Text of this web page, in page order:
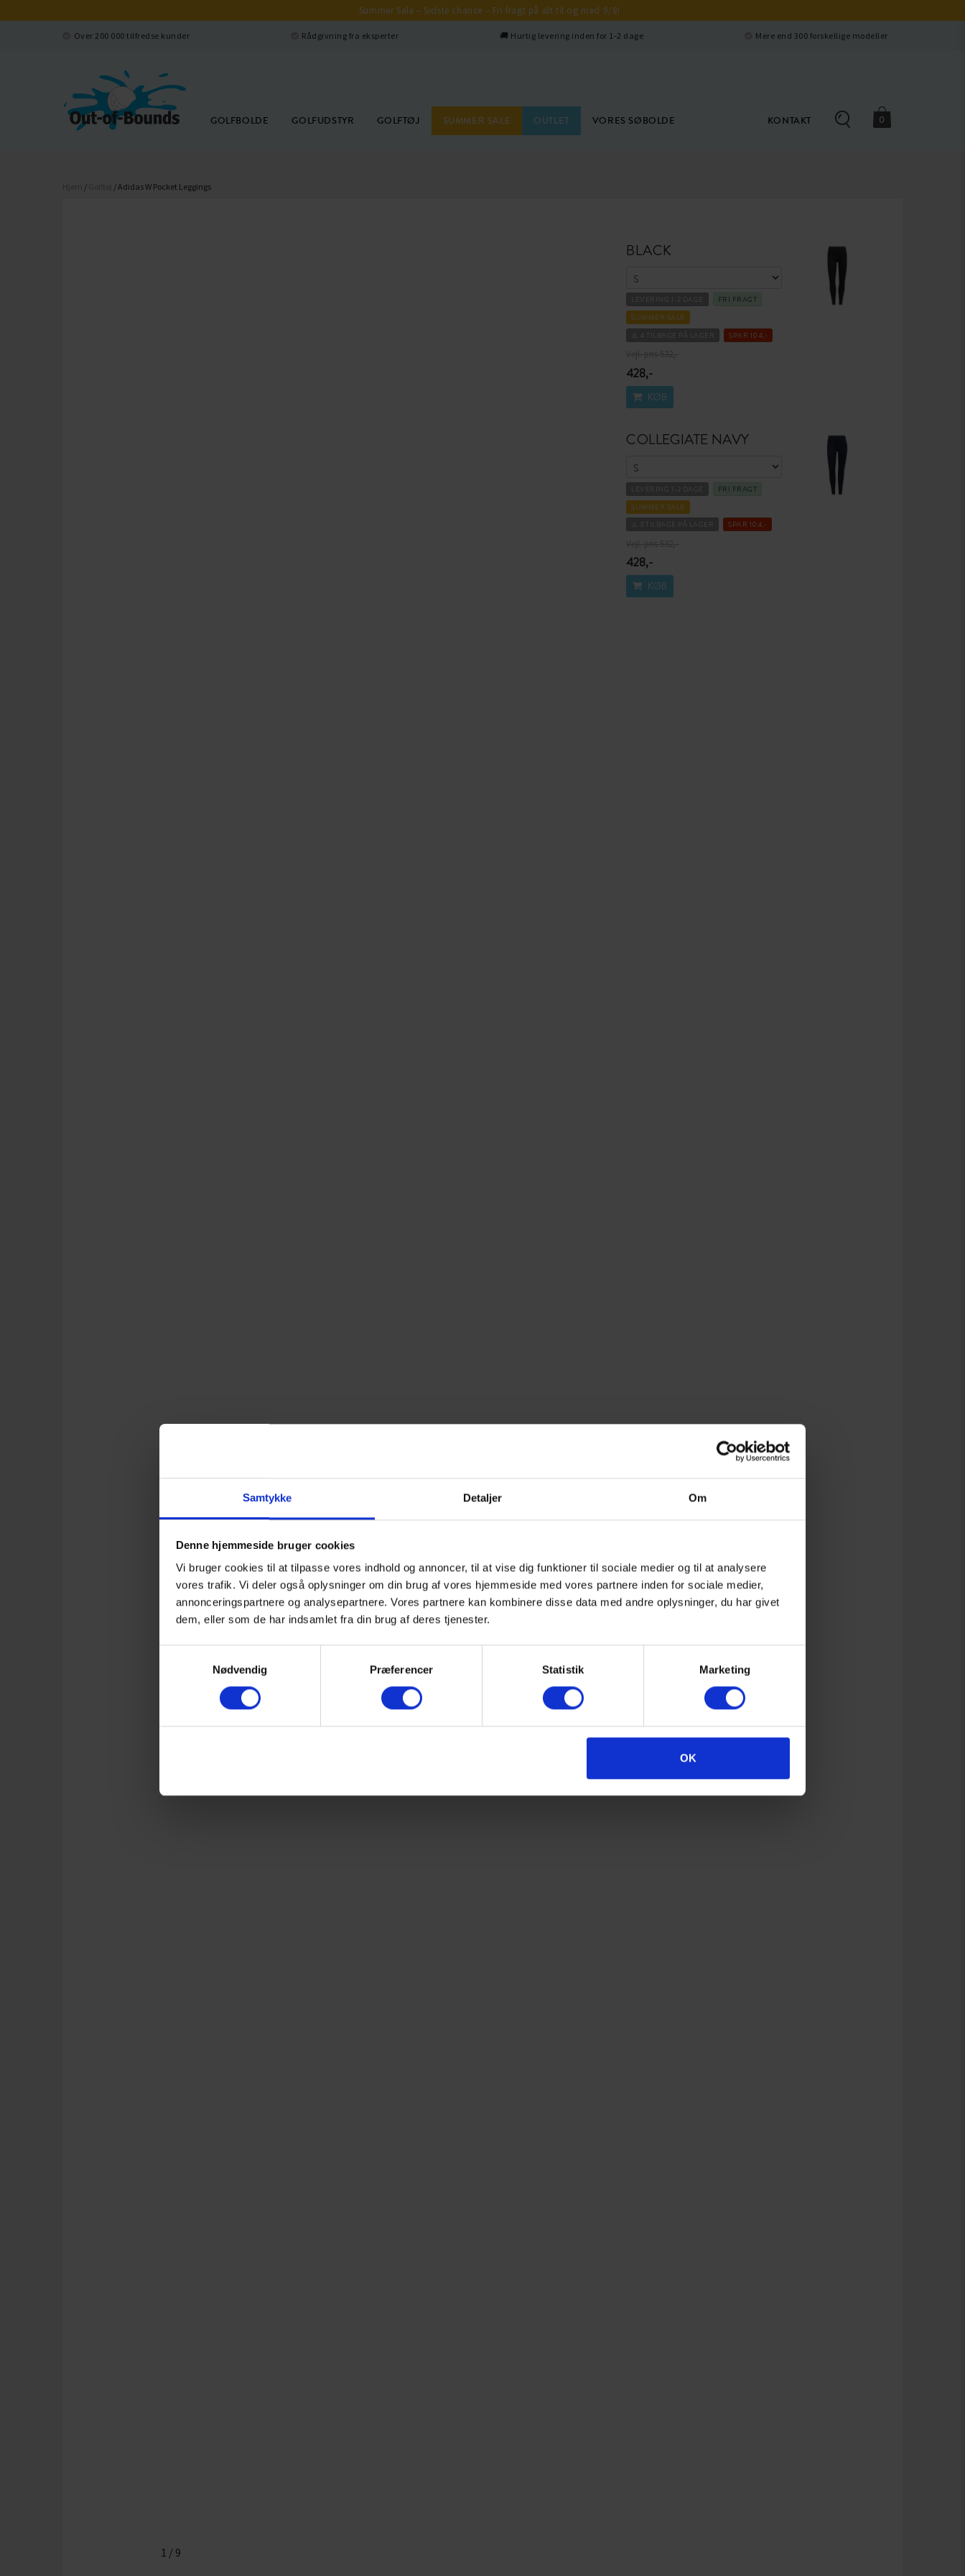
Samtykke Detaljer Om
Denne hjemmeside bruger cookies
Vi bruger cookies til at tilpasse vores indhold og annoncer, til at vise dig funktioner til sociale medier og til at analysere
vores trafik. Vi deler også oplysninger om din brug af vores hjemmeside med vores partnere inden for sociale medier,
annonceringspartnere og analysepartnere. Vores partnere kan kombinere disse data med andre oplysninger, du har givet
dem, eller som de har indsamlet fra din brug af deres tjenester.
Nødvendig
Præferencer Statistik Marketing
OK
Summer Sale – Sidste chance – Fri fragt på alt til og med 9/8!
Over 200 000 tilfredse kunder Rådgivning fra eksperter 🚚 Hurtig levering inden for 1-2 dage Mere end 300 forskellige modeller
GOLFBOLDE GOLFUDSTYR GOLFTØJ SUMMER SALE OUTLET VORES SØBOLDE KONTAKT 0
/ / Adidas W Pocket Leggings
1 / 9
BLACK
LEVERING 1-2 DAGE
FRI FRAGT
SUMMER SALE
⚠️ 4 TILBAGE PÅ LAGER
SPAR 104,-
428,-
KØB
COLLEGIATE NAVY
LEVERING 1-2 DAGE
FRI FRAGT
SUMMER SALE
⚠️ 3 TILBAGE PÅ LAGER
SPAR 104,-
428,-
KØB